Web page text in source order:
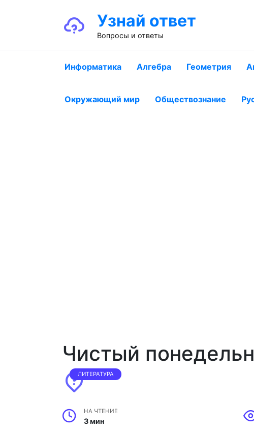
Узнай ответ
Вопросы и ответы
Информатика Алгебра Геометрия
Окружающий мир Обществознание
Чистый
ЛИТЕРАТУРА
НА ЧТЕНИЕ
3 мин